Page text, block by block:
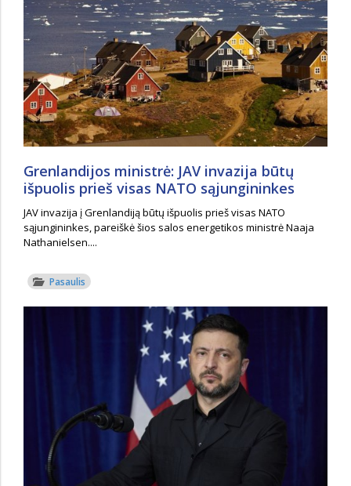
Grenlandijos ministrė: JAV invazija būtų
išpuolis prieš visas NATO sąjungininkes
JAV invazija į Grenlandiją būtų išpuolis prieš visas NATO
sąjungininkes, pareiškė šios salos energetikos ministrė Naaja
Nathanielsen....
Pasaulis